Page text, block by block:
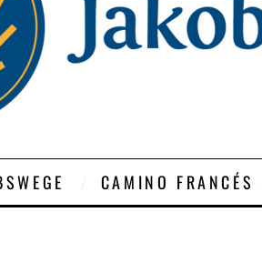
CAMINO FRANCÉS